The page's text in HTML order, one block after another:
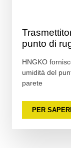
punto di
HNGKO
umidità del
parete
PER